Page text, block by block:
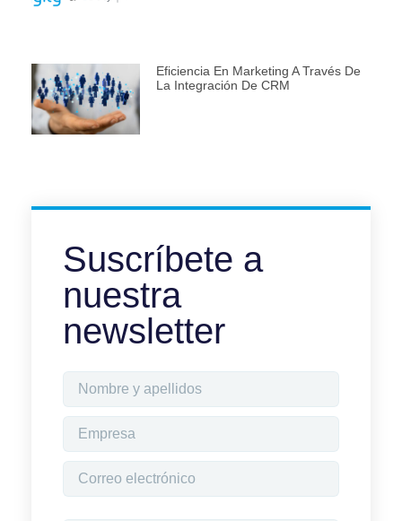
Eficiencia En Marketing A Través De
La Integración De CRM
Suscríbete a
nuestra
newsletter